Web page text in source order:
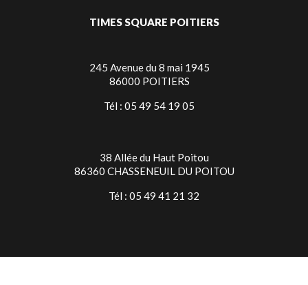
TIMES SQUARE POITIERS
245 Avenue du 8 mai 1945
86000 POITIERS
Tél : 05 49 54 19 05
38 Allée du Haut Poitou
86360 CHASSENEUIL DU POITOU
Tél : 05 49 41 21 32